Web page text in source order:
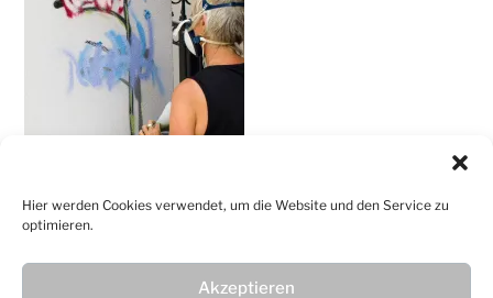
Hier werden Cookies verwendet, um die Website und den Service zu
optimieren.
Akzeptieren
Christiane